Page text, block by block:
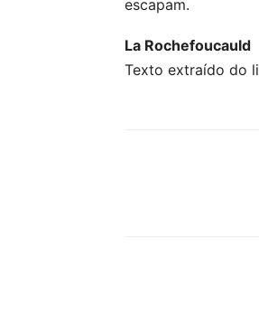
escapam.
La Rochefoucauld
Texto extraído do